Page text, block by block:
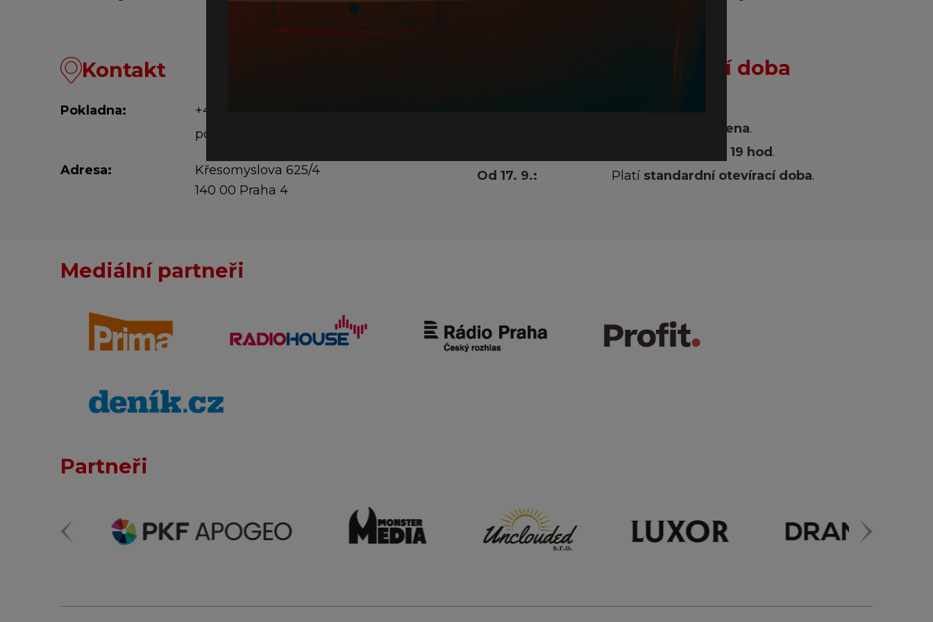
Kontakt
Pokladna:
+420 773 831 705
pokladna@fidlovacka.cz
Adresa:
Křesomyslova 625/4
140 00 Praha 4
Prázdninová otevírací doba
uzavřena.
16 do 19 hod.
Od 17. 9.:
Platí standardní otevírací doba.
Mediální partneři
Partneři